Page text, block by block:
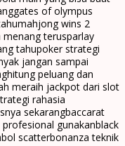
gates of olympus
mahjong wins 2
menang terusparlay
tahupoker strategi
jangan sampai
peluang dan
meraih jackpot dari slot
rahasia
sekarangbaccarat
gunakanblack
scatterbonanza teknik